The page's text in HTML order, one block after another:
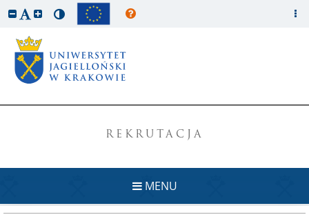
REKRUTACJA
MENU